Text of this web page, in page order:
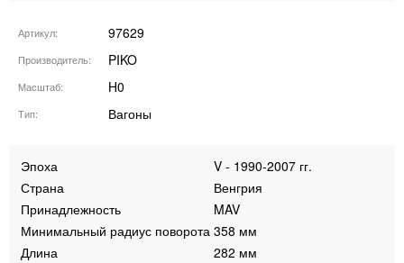
Артикул 97629
Производитель PIKO
Масштаб H0
Тип Вагоны
Эпоха
V - 1990-2007 гг.
Страна
Венгрия
Принадлежность
MAV
Минимальный радиус поворота 358 мм
Длина
282 мм